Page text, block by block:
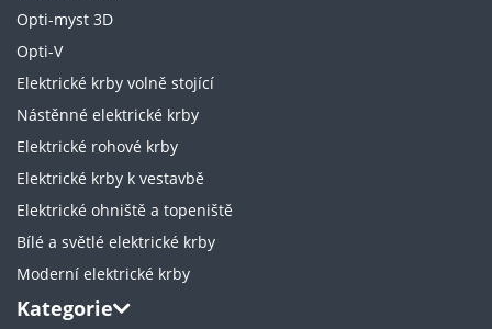
Opti-myst 3D
Opti-V
Elektrické krby volně stojící
Nástěnné elektrické krby
Elektrické rohové krby
Elektrické krby k vestavbě
Elektrické ohniště a topeniště
Bílé a světlé elektrické krby
Moderní elektrické krby
Kategorie